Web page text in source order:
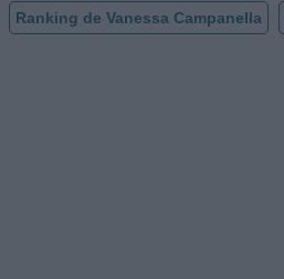
Ranking de Vanessa Campanella